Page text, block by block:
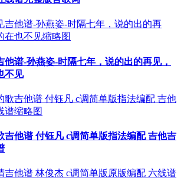
他谱-孙燕姿-时隔七年，说的出的再见，
不见
吉他谱 付钰凡 c调简单版指法编配 吉他吉